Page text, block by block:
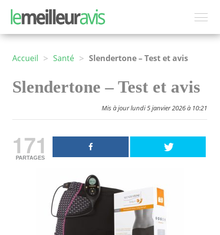
Accueil > Santé > Slendertone – Test et avis
Slendertone – Test et avis
Mis à jour lundi 5 janvier 2026 à 10:21
171
PARTAGES